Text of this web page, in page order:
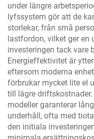
under längre
lyfssystem gör att de
storlekar, från små
lastfordon, vilket ger en
investeringen tack vare
Energieffektivitet är
eftersom moderna
förbrukar mycket lite el
till lägre
modeller garanterar
underhåll, ofta med
den initiala